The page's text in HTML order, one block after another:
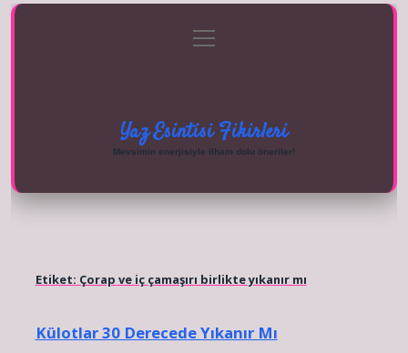
Gizlilik Politikası
menüyü
aç
Yaz Esintisi Fikirleri
Mevsimin enerjisiyle ilham dolu öneriler!
Etiket: Çorap ve iç çamaşırı birlikte yıkanır mı
Külotlar 30 Derecede Yıkanır Mı